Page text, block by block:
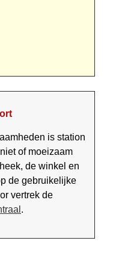
is station
of moeizaam
de winkel en
de gebruikelijke
vertrek de
.